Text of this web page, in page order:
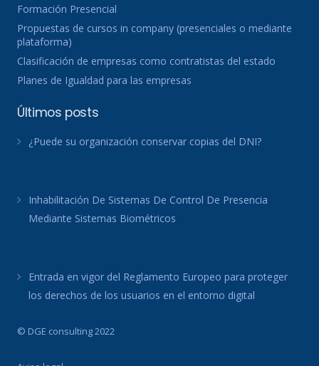
Formación Presencial
Propuestas de cursos in company (presenciales o mediante
plataforma)
Clasificación de empresas como contratistas del estado
Planes de Igualdad para las empresas
Últimos posts
¿Puede su organización conservar copias del DNI?
Inhabilitación De Sistemas De Control De Presencia
Mediante Sistemas Biométricos
Entrada en vigor del Reglamento Europeo para proteger
los derechos de los usuarios en el entorno digital
© DGE consulting 2022